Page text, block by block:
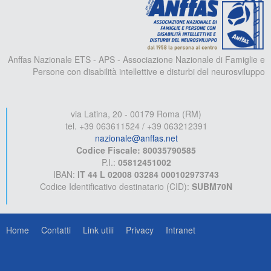
Anffas Nazionale ETS - APS - Associazione Nazionale di Famiglie e
Persone con disabilità intellettive e disturbi del neurosviluppo
via Latina, 20 - 00179 Roma (RM)
tel. +39 063611524 / +39 063212391
nazionale@anffas.net
Codice Fiscale: 80035790585
P.I.: 05812451002
IBAN: IT 44 L 02008 03284 000102973743
Codice Identificativo destinatario (CID): SUBM70N
Home Contatti Link utili Privacy Intranet